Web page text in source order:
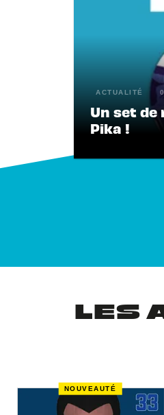
ACTUALITÉ
Un set de
Pika !
LES
NOUVEAUTÉ